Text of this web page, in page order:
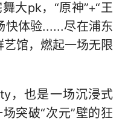
大pk，“原神”+“王
快体验......尽在浦东
馆，燃起一场无限
，也是一场沉浸式
突破“次元”壁的狂